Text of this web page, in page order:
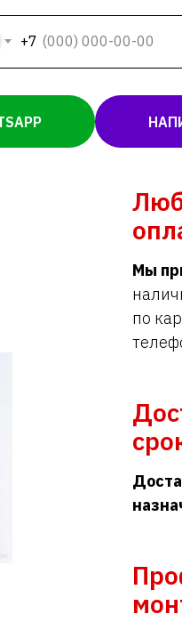
+7
Мы
по